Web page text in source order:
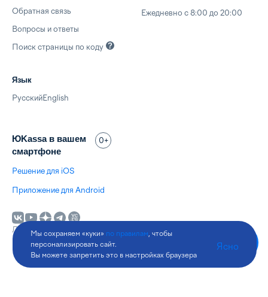
Обратная связь
Вопросы и ответы
Поиск страницы по коду
Ежедневно с 8:00 до 20:00
Язык
РусскийEnglish
ЮKassa в вашем
смартфоне
0+
Решение для iOS
Приложение для Android
Лицензия Банка России № 3510-К
© 2026 ООО НКО «
ЮМани
Мы сохраняем «куки» по правилам, чтобы
персонализировать сайт.
Вы можете запретить это в настройках браузера
Ясно